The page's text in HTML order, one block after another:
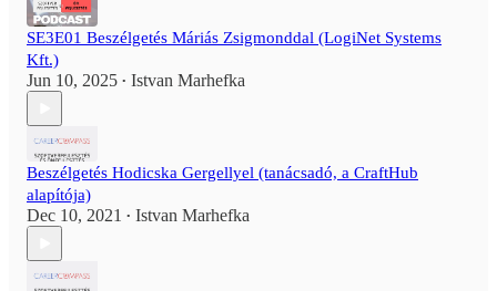
SE3E01 Beszélgetés Máriás Zsigmonddal (LogiNet Systems
Kft.)
Jun 10, 2025 • Istvan Marhefka
Beszélgetés Hodicska Gergellyel (tanácsadó, a CraftHub
alapítója)
Dec 10, 2021 • Istvan Marhefka